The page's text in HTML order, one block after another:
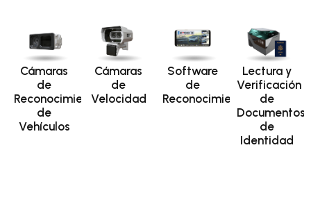
Cámaras
de
Reconocimiento
de
Vehículos
Cámaras
de
Velocidad
Software
de
Reconocimiento
Lectura y
Verificación
de
Documentos
de
Identidad